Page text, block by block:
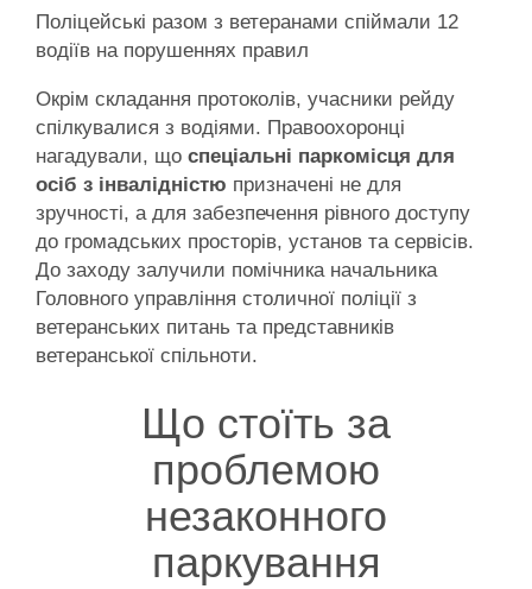
Поліцейські разом з ветеранами спіймали 12
водіїв на порушеннях правил
Окрім складання протоколів, учасники рейду
спілкувалися з водіями. Правоохоронці
нагадували, що спеціальні паркомісця для
осіб з інвалідністю призначені не для
зручності, а для забезпечення рівного доступу
до громадських просторів, установ та сервісів.
До заходу залучили помічника начальника
Головного управління столичної поліції з
ветеранських питань та представників
ветеранської спільноти.
Що стоїть за
проблемою
незаконного
паркування